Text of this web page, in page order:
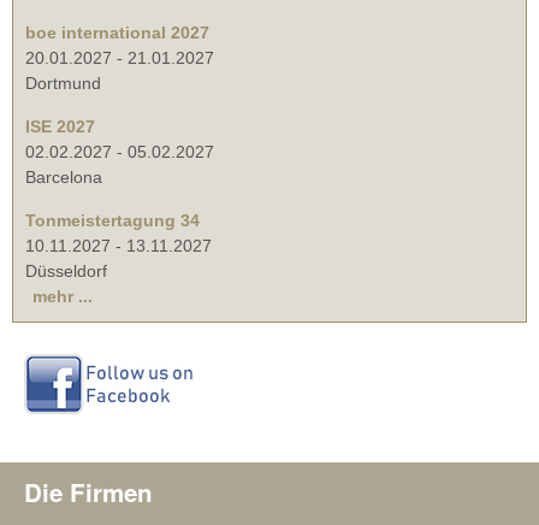
boe international 2027
20.01.2027 - 21.01.2027
Dortmund
ISE 2027
02.02.2027 - 05.02.2027
Barcelona
Tonmeistertagung 34
10.11.2027 - 13.11.2027
Düsseldorf
mehr ...
Die Firmen